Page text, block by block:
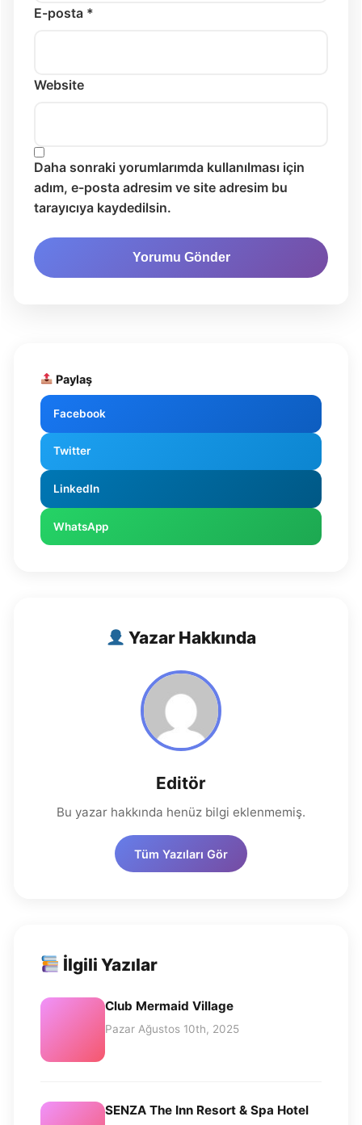
E-posta *
Website
Daha sonraki yorumlarımda kullanılması için
adım, e-posta adresim ve site adresim bu
tarayıcıya kaydedilsin.
Paylaş
Facebook
Twitter
LinkedIn
WhatsApp
Yazar Hakkında
Editör
Bu yazar hakkında henüz bilgi eklenmemiş.
Tüm Yazıları Gör
İlgili Yazılar
Club Mermaid Village
Pazar Ağustos 10th, 2025
SENZA The Inn Resort & Spa Hotel